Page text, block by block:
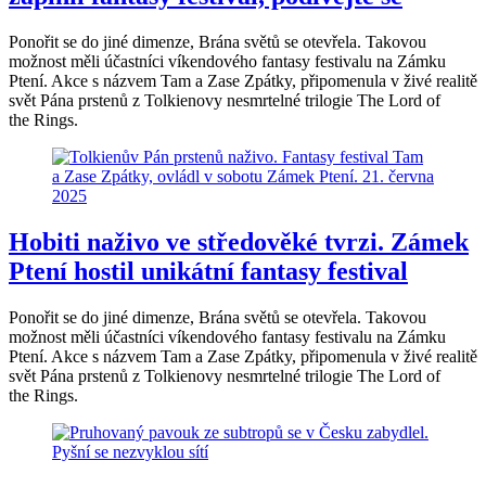
Ponořit se do jiné dimenze, Brána světů se otevřela. Takovou
možnost měli účastníci víkendového fantasy festivalu na Zámku
Ptení. Akce s názvem Tam a Zase Zpátky, připomenula v živé realitě
svět Pána prstenů z Tolkienovy nesmrtelné trilogie The Lord of
the Rings.
Hobiti naživo ve středověké tvrzi. Zámek
Ptení hostil unikátní fantasy festival
Ponořit se do jiné dimenze, Brána světů se otevřela. Takovou
možnost měli účastníci víkendového fantasy festivalu na Zámku
Ptení. Akce s názvem Tam a Zase Zpátky, připomenula v živé realitě
svět Pána prstenů z Tolkienovy nesmrtelné trilogie The Lord of
the Rings.